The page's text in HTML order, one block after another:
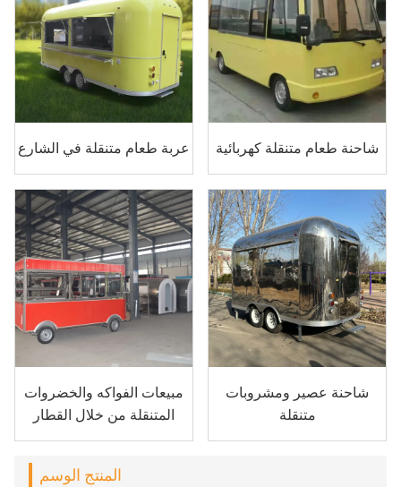
عربة طعام متنقلة في الشارع شاحنة طعام متنقلة كهربائية
مبيعات الفواكه والخضروات
المتنقلة من خلال القطار
شاحنة عصير ومشروبات
متنقلة
المنتج الوسم